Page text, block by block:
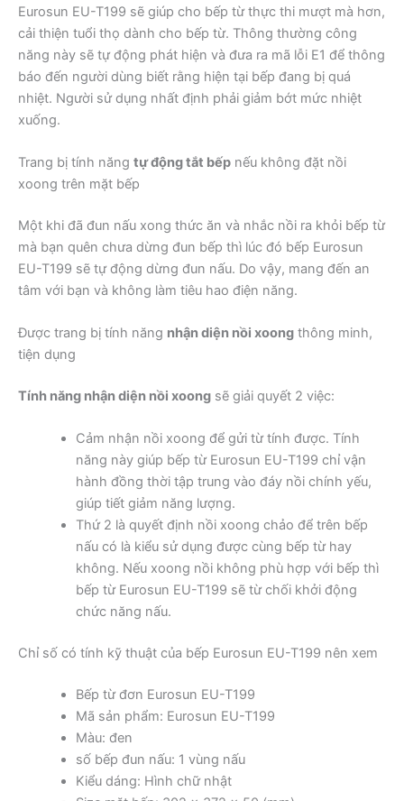
Eurosun EU-T199 sẽ giúp cho bếp từ thực thi mượt mà hơn,
cải thiện tuổi thọ dành cho bếp từ. Thông thường công
năng này sẽ tự động phát hiện và đưa ra mã lỗi E1 để thông
báo đến người dùng biết rằng hiện tại bếp đang bị quá
nhiệt. Người sử dụng nhất định phải giảm bớt mức nhiệt
xuống.
Trang bị tính năng tự động tắt bếp nếu không đặt nồi
xoong trên mặt bếp
Một khi đã đun nấu xong thức ăn và nhắc nồi ra khỏi bếp từ
mà bạn quên chưa dừng đun bếp thì lúc đó bếp Eurosun
EU-T199 sẽ tự động dừng đun nấu. Do vậy, mang đến an
tâm với bạn và không làm tiêu hao điện năng.
Được trang bị tính năng nhận diện nồi xoong thông minh,
tiện dụng
Tính năng nhận diện nồi xoong sẽ giải quyết 2 việc:
Cảm nhận nồi xoong để gửi từ tính được. Tính
năng này giúp bếp từ Eurosun EU-T199 chỉ vận
hành đồng thời tập trung vào đáy nồi chính yếu,
giúp tiết giảm năng lượng.
Thứ 2 là quyết định nồi xoong chảo để trên bếp
nấu có là kiểu sử dụng được cùng bếp từ hay
không. Nếu xoong nồi không phù hợp với bếp thì
bếp từ Eurosun EU-T199 sẽ từ chối khởi động
chức năng nấu.
Chỉ số có tính kỹ thuật của bếp Eurosun EU-T199 nên xem
Bếp từ đơn Eurosun EU-T199
Mã sản phẩm: Eurosun EU-T199
Màu: đen
số bếp đun nấu: 1 vùng nấu
Kiểu dáng: Hình chữ nhật